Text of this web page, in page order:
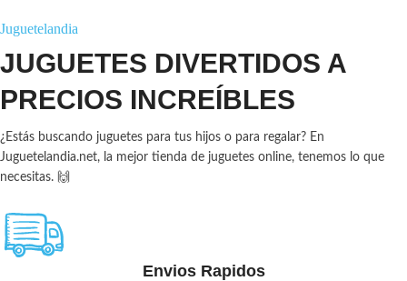
Juguetelandia
JUGUETES DIVERTIDOS A
PRECIOS INCREÍBLES
¿Estás buscando juguetes para tus hijos o para regalar? En
Juguetelandia.net, la mejor tienda de juguetes online, tenemos lo que
necesitas. 🙌
Envios Rapidos